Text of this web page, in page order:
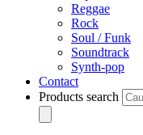
Reggae
Rock
Soul / Funk
Soundtrack
Synth-pop
Contact
Products search